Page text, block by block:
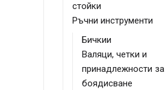
стойки
Ръчни инструменти
Бичкии
Валяци, четки и
принадлежности за
боядисване